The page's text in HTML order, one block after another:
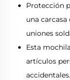
Protección
una
uniones
Esta
artículos
accidentales.